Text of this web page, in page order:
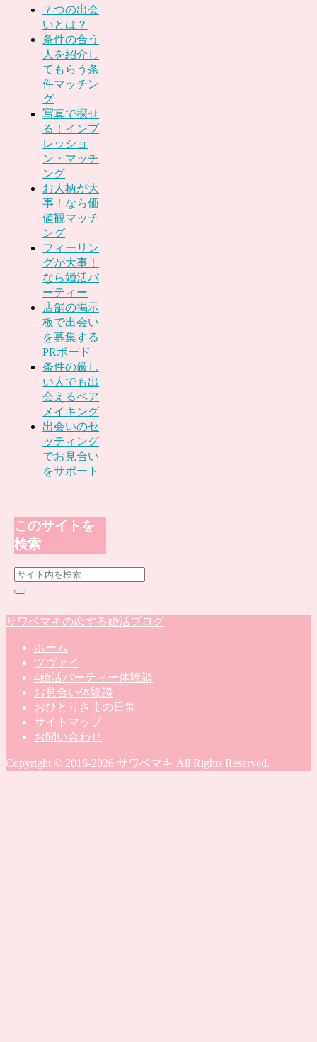
７つの出会
いとは？
条件の合う
人を紹介し
てもらう条
件マッチン
グ
写真で探せ
る！インプ
レッショ
ン・マッチ
ング
お人柄が大
事！なら価
値観マッチ
ング
フィーリン
グが大事！
なら婚活パ
ーティー
店舗の掲示
板で出会い
を募集する
PRボード
条件の厳し
い人でも出
会えるペア
メイキング
出会いのセ
ッティング
でお見合い
をサポート
このサイトを
検索
サワベマキの恋する婚活ブログ
ホーム
ツヴァイ
4婚活パーティー体験談
お見合い体験談
おひとりさまの日常
サイトマップ
お問い合わせ
Copyright © 2016-2026 サワベマキ All Rights Reserved.